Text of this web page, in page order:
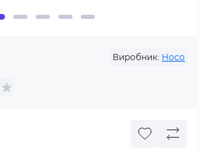
Виробник: Hoco